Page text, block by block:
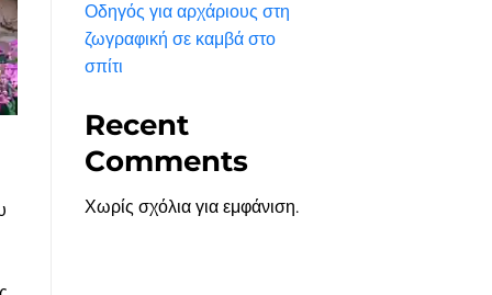
Οδηγός για αρχάριους στη
ζωγραφική σε καμβά στο
σπίτι
Recent
Comments
Χωρίς σχόλια για εμφάνιση.